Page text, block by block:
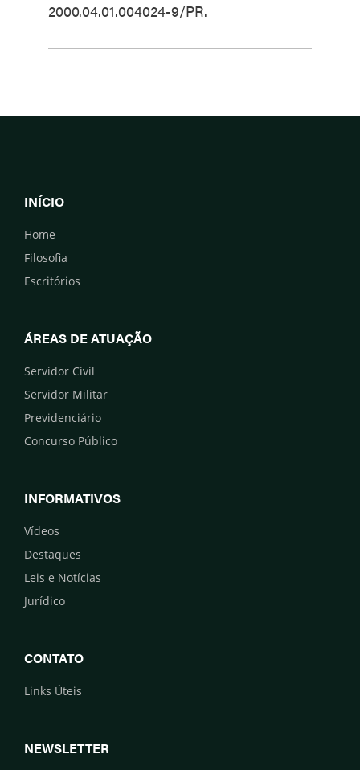
2000.04.01.004024-9/PR.
INÍCIO
Home
Filosofia
Escritórios
ÁREAS DE ATUAÇÃO
Servidor Civil
Servidor Militar
Previdenciário
Concurso Público
INFORMATIVOS
Vídeos
Destaques
Leis e Notícias
Jurídico
CONTATO
Links Úteis
NEWSLETTER